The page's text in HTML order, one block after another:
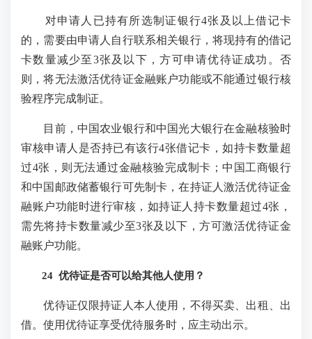
对申请人已持有所选制证银行4张及以上借记卡
的，需要由申请人自行联系相关银行，将现持有的借记
卡数量减少至3张及以下，方可申请优待证成功。否
则，将无法激活优待证金融账户功能或不能通过银行核
验程序完成制证。
目前，中国农业银行和中国光大银行在金融核验时
审核申请人是否持已有该行4张借记卡，如持卡数量超
过4张，则无法通过金融核验完成制卡；中国工商银行
和中国邮政储蓄银行可先制卡，在持证人激活优待证金
融账户功能时进行审核，如持证人持卡数量超过4张，
需先将持卡数量减少至3张及以下，方可激活优待证金
融账户功能。
24 优待证是否可以给其他人使用？
优待证仅限持证人本人使用，不得买卖、出租、出
借。使用优待证享受优待服务时，应主动出示。